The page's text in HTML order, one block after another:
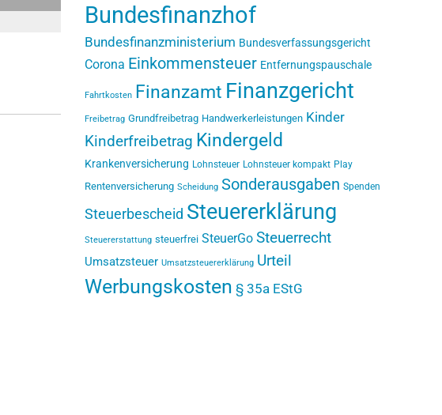
Bundesfinanzhof
Bundesfinanzministerium Bundesverfassungsgericht
Corona Einkommensteuer Entfernungspauschale
Fahrtkosten Finanzamt Finanzgericht
Freibetrag Grundfreibetrag Handwerkerleistungen Kinder
Kinderfreibetrag Kindergeld
Krankenversicherung Lohnsteuer Lohnsteuer kompakt Play
Rentenversicherung Scheidung Sonderausgaben Spenden
Steuerbescheid Steuererklärung
Steuererstattung steuerfrei SteuerGo Steuerrecht
Umsatzsteuer Umsatzsteuererklärung Urteil
Werbungskosten § 35a EStG